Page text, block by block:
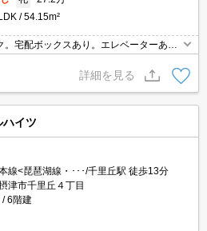
54.15m²
。宅配ボックスあり。エレベーターあ
キッチン。温水洗浄便座付き。
詳細を見る
ハイツ
線<琵琶湖線・･･･/千里丘駅 徒歩13分
津市千里丘４丁目
6階建